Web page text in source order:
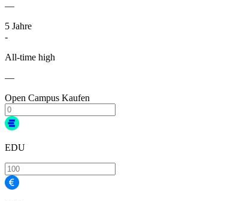
—
5 Jahre
-
All-time high
—
Open Campus Kaufen
EDU